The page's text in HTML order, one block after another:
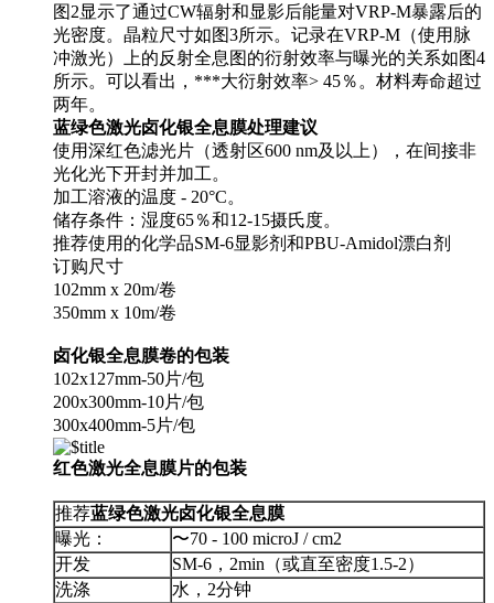
图2显示了通过CW辐射和显影后能量对VRP-M暴露后的
光密度。晶粒尺寸如图3所示。记录在VRP-M（使用脉
冲激光）上的反射全息图的衍射效率与曝光的关系如图4
所示。可以看出，***大衍射效率> 45％。材料寿命超过
两年。
蓝绿色激光卤化银全息膜处理建议
使用深红色滤光片（透射区600 nm及以上），在间接非
光化光下开封并加工。
加工溶液的温度 - 20°C。
储存条件：湿度65％和12-15摄氏度。
推荐使用的化学品SM-6显影剂和PBU-Amidol漂白剂
订购尺寸
102mm x 20m/卷
350mm x 10m/卷
卤化银全息膜卷的包装
102x127mm-50片/包
200x300mm-10片/包
300x400mm-5片/包
红色激光全息膜片的包装
推荐蓝绿色激光卤化银全息膜
曝光：
〜70 - 100 microJ / cm2
开发
SM-6，2min（或直至密度1.5-2）
洗涤
水，2分钟